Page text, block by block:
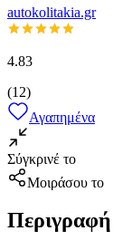
autokolitakia.gr
4.83
(12)
Αγαπημένα
Σύγκρινέ το
Μοιράσου το
Περιγραφή